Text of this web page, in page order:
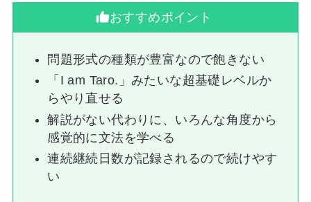
おすすめポイント
問題形式の種類が豊富なので飽きない
「I am Taro.」みたいな超基礎レベルか
らやり直せる
解説がない代わりに、いろんな角度から
感覚的に文法を学べる
連続継続日数が記録されるので続けやす
い